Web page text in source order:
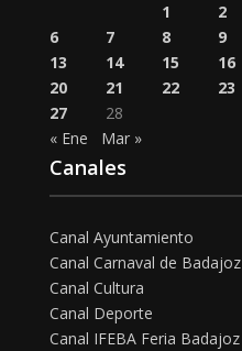
1
2
6
7 8 9
13
14 15 16
20
21 22 23
27
28
« Ene
Mar »
Canales
Canal Ayuntamiento
Canal Carnaval de Badajoz
Canal Cultura
Canal Deporte
Canal IFEBA Feria Badajoz